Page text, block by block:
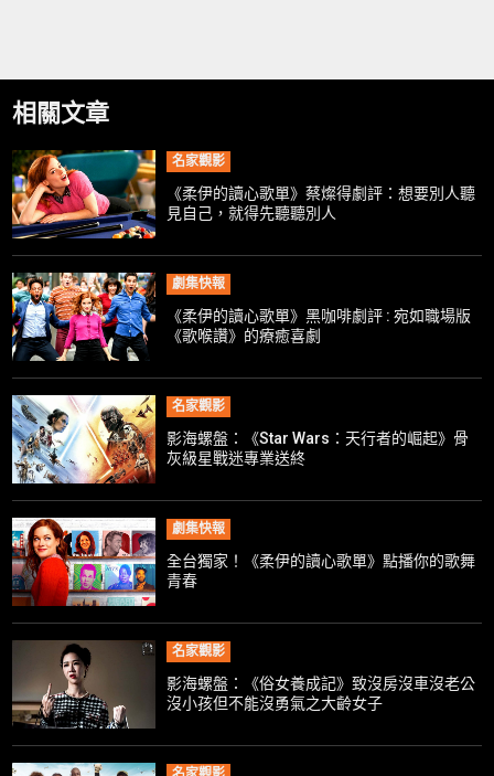
相關文章
名家觀影
《柔伊的讀心歌單》蔡燦得劇評：想要別人聽
見自己，就得先聽聽別人
劇集快報
《柔伊的讀心歌單》黑咖啡劇評 : 宛如職場版
《歌喉讚》的療癒喜劇
名家觀影
影海螺盤：《Star Wars：天行者的崛起》骨
灰級星戰迷專業送終
劇集快報
全台獨家！《柔伊的讀心歌單》點播你的歌舞
青春
名家觀影
影海螺盤：《俗女養成記》致沒房沒車沒老公
沒小孩但不能沒勇氣之大齡女子